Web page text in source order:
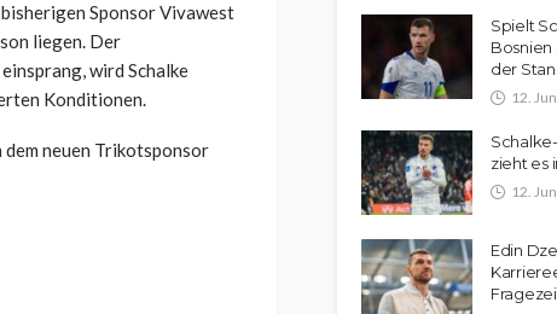
Sponsor Vivawest
liegen. Der
wird Schalke
Konditionen.
neuen Trikotsponsor
Spielt
Bosnien
der
12.
zieht es
12.
Edin